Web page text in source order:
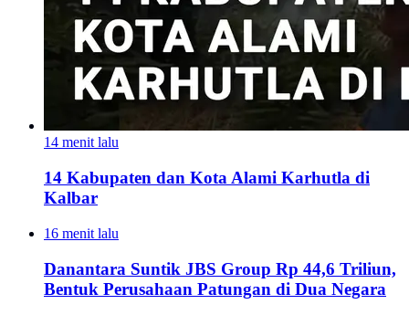
14 menit lalu
14 Kabupaten dan Kota Alami Karhutla di
Kalbar
16 menit lalu
Danantara Suntik JBS Group Rp 44,6 Triliun,
Bentuk Perusahaan Patungan di Dua Negara